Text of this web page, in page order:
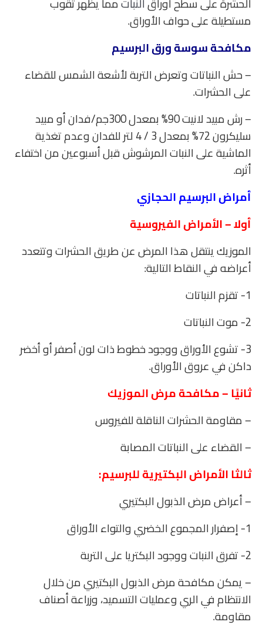
مستطيلة على حواف الأوراق.
مكافحة سوسة ورق البرسيم
– حش النباتات وتعرض التربة لأشعة الشمس للقضاء
على الحشرات.
– رش مبيد لانيت 90% بمعدل 300جم/فدان أو مبيد
سليكرون 72% بمعدل 3 / 4 لتر للفدان وعدم تغذية
الماشية على النبات المرشوش قبل أسبوعين من اختفاء
أثره.
أمراض البرسيم الحجازي
أولا – الأمراض الفيروسية
الموزيك ينتقل هذا المرض عن طريق الحشرات وتتعدد
أعراضه في النقاط التالية:
1- تقزم النباتات
2- موت النباتات
3- تشوع الأوراق ووجود خطوط ذات لون أصفر أو أخضر
داكن في عروق الأوراق.
ثانيًا – مكافحة مرض الموزيك
– مقاومة الحشرات الناقلة للفيروس
– القضاء على النباتات المصابة
ثالثا الأمراض البكتيرية للبرسيم:
– أعراض مرض الذبول البكتيري
1- إصفرار المجموع الخضري والتواء الأوراق
2- تفرق النبات ووجود البكتريا على التربة
– يمكن مكافحة مرض الذبول البكتيري من خلال
الانتظام في الري وعمليات التسميد، وزراعة أصناف
مقاومة.